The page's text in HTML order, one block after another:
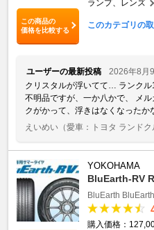
この商品の
価格を比較する
ランプ、レンズ
このカテゴリの
ユーザーの最新投稿
2026年8月
クリスタルが浮いてて… ランク
不明品ですが、一か八かで、 メ
クがかって、浮きはなくなったか
えいめい （愛車：トヨタ ランドク
YOKOHAMA
BluEarth-RV
BluEarth
購入価格：